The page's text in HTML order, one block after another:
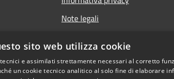
Note legali
sito web utilizza cookie
e assimilati strettamente necessari al corretto
un cookie tecnico analitico al solo fine di elaborare